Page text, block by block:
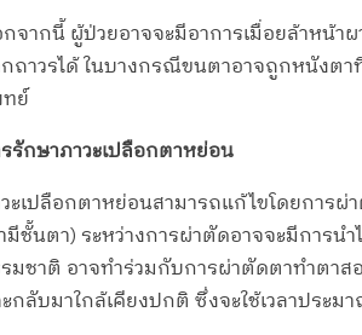
จากนี้ ผู้ป่วยอาจจะมีอาการเมื่อยล้าหน้า
ถาวรได้ ในบางกรณีขนตาอาจถูกหนังต
ย์
รักษาภาวะเปลือกตาหย่อน
ะเปลือกตาหย่อนสามารถแก้ไขโดยการ
มีชั้นตา) ระหว่างการผ่าตัดอาจจะมีการ
มชาติ อาจทำร่วมกับการผ่าตัดตาทำตา
กลับมาใกล้เคียงปกติ ซึ่งจะใช้เวลาประม